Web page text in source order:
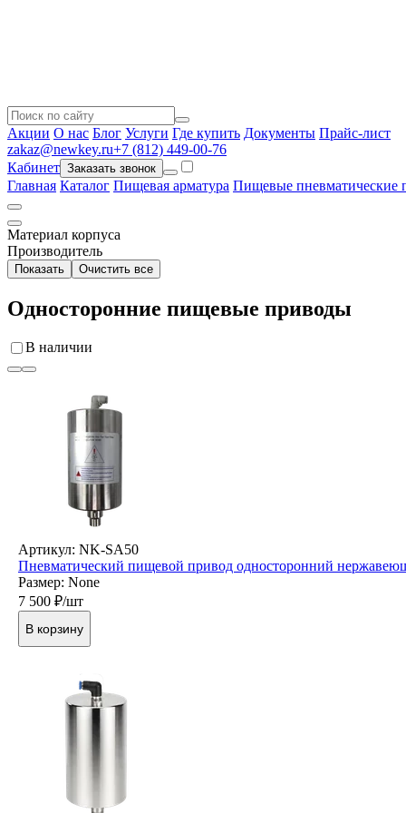
Акции О нас Блог Услуги Где купить Документы Прайс-лист
zakaz@newkey.ru+7 (812) 449-00-76
Кабинет Заказать звонок
Главная Каталог Пищевая арматура Пищевые пневматические
Материал корпуса
Производитель
Показать Очистить все
Односторонние пищевые приводы
В наличии
Артикул: NK-SA50
Пневматический пищевой привод односторонний
Размер: None
7 500 ₽/шт
В корзину